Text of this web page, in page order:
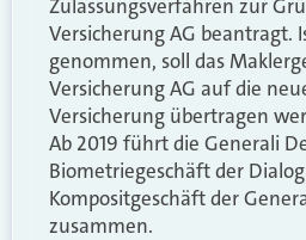
Zulassungsverfahren zur
Versicherung AG beantragt.
genommen, soll das
Versicherung AG auf die
Versicherung übertragen
Ab 2019 führt die Generali
Biometriegeschäft der
Kompositgeschäft der
zusammen.